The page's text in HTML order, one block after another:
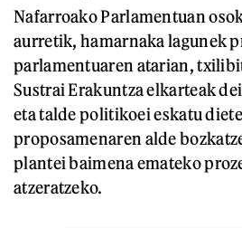
Nafarroako Parlamentuan
aurretik, hamarnaka lagunek
parlamentuaren atarian,
Sustrai Erakuntza elkarteak
eta talde politikoei eskatu
proposamenaren alde
plantei baimena emateko
atzeratzeko.